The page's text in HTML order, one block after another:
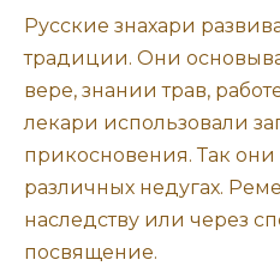
Русские знахари
традиции. Они
вере, знании трав,
лекари использовали
прикосновения. Так
различных недугах.
наследству или через
посвящение.